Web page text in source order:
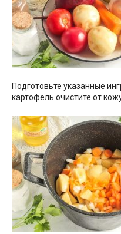
Подготовьте указанные
картофель очистите от